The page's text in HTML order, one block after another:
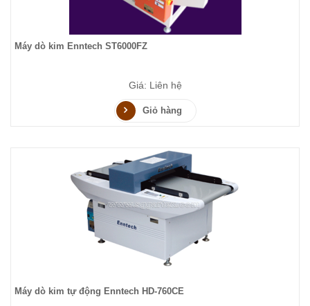
Máy dò kim Enntech ST6000FZ
Giá: Liên hệ
Giỏ hàng
Máy dò kim tự động Enntech HD-760CE